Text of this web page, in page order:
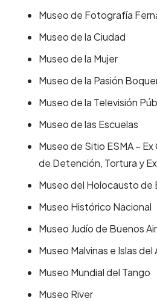
Museo de Fotografía
Museo de la Ciudad
Museo de la Mujer
Museo de la Pasión
Museo de la Televisión
Museo de las Escuelas
Museo de Sitio ESMA –
de Detención, Tortura y
Museo del Holocausto de
Museo Histórico Nacional
Museo Judío de Buenos
Museo Malvinas e Islas
Museo Mundial del Tango
Museo River